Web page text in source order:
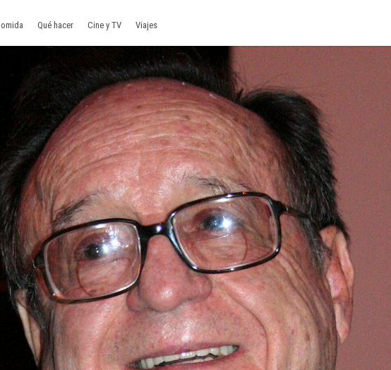
Qué hacer Cine y TV Viajes